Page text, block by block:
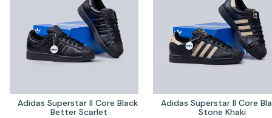
Adidas Superstar II Core Black
Better Scarlet
Adidas Superstar II Core
Stone Khaki